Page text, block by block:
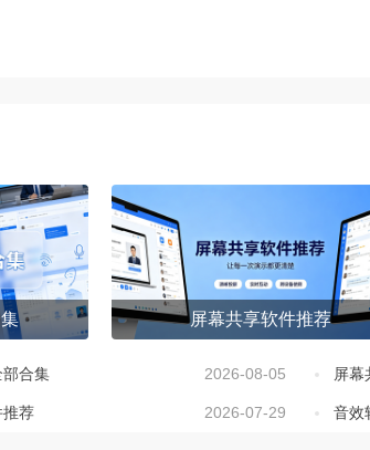
屏幕共享软件推荐
合集 2026-08-05 屏幕
推荐 2026-07-29 音效